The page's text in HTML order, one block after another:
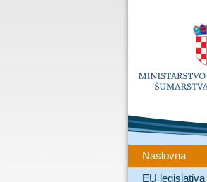
Naslovna
EU legislativa